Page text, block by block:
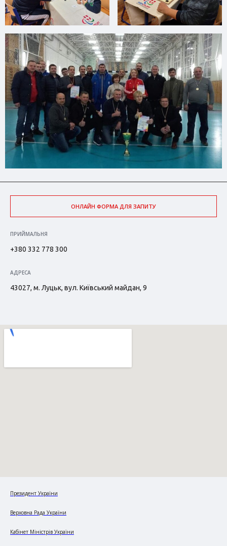
ОНЛАЙН ФОРМА ДЛЯ ЗАПИТУ
ПРИЙМАЛЬНЯ
+380 332 778 300
АДРЕСА
43027, м. Луцьк, вул. Київський майдан, 9
Президент України
Верховна Рада України
Кабінет Міністрів України